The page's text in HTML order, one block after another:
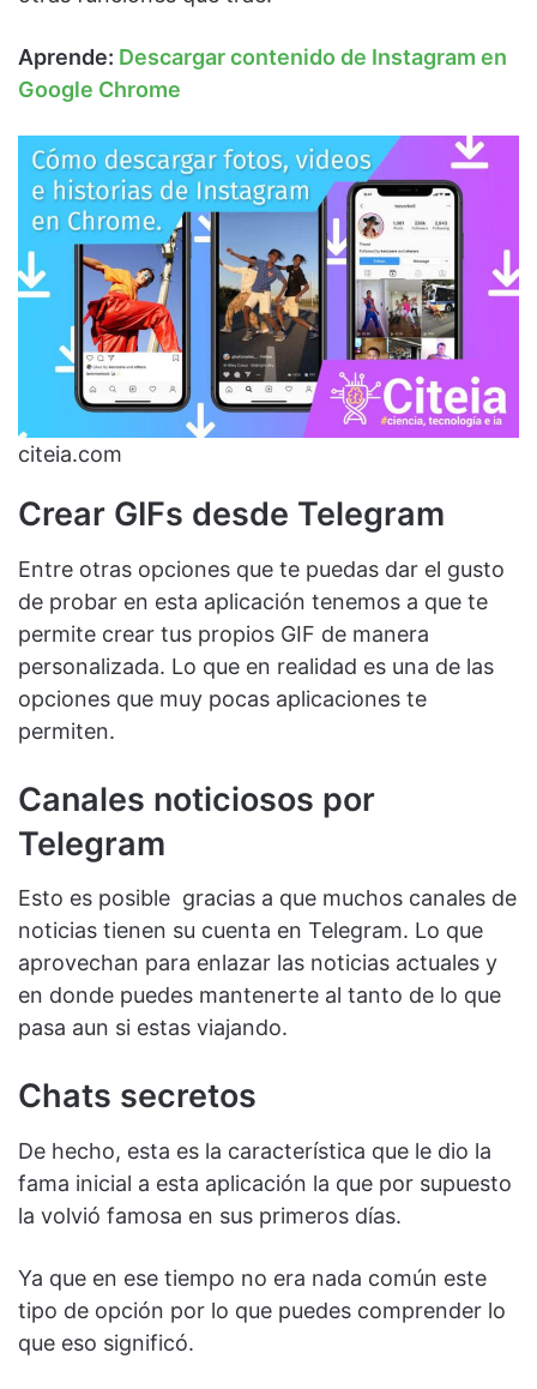
Aprende: Descargar contenido de Instagram en
Google Chrome
citeia.com
Crear GIFs desde Telegram
Entre otras opciones que te puedas dar el gusto
de probar en esta aplicación tenemos a que te
permite crear tus propios GIF de manera
personalizada. Lo que en realidad es una de las
opciones que muy pocas aplicaciones te
permiten.
Canales noticiosos por
Telegram
Esto es posible gracias a que muchos canales de
noticias tienen su cuenta en Telegram. Lo que
aprovechan para enlazar las noticias actuales y
en donde puedes mantenerte al tanto de lo que
pasa aun si estas viajando.
Chats secretos
De hecho, esta es la característica que le dio la
fama inicial a esta aplicación la que por supuesto
la volvió famosa en sus primeros días.
Ya que en ese tiempo no era nada común este
tipo de opción por lo que puedes comprender lo
que eso significó.